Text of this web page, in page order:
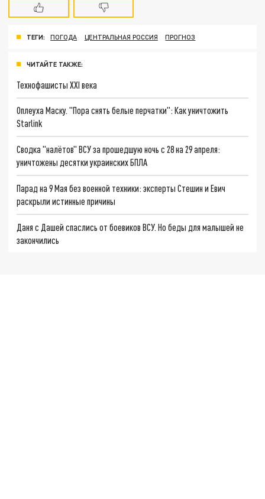
ТЕГИ: ПОГОДА ЦЕНТРАЛЬНАЯ РОССИЯ ПРОГНОЗ
ЧИТАЙТЕ ТАКЖЕ:
Технофашисты XXI века
Оплеуха Маску. "Пора снять белые перчатки": Как уничтожить
Starlink
Сводка "налётов" ВСУ за прошедшую ночь с 28 на 29 апреля:
уничтожены десятки украинских БПЛА
Парад на 9 Мая без военной техники: эксперты Стешин и Евич
раскрыли истинные причины
Даня с Дашей спаслись от боевиков ВСУ. Но беды для малышей не
закончились